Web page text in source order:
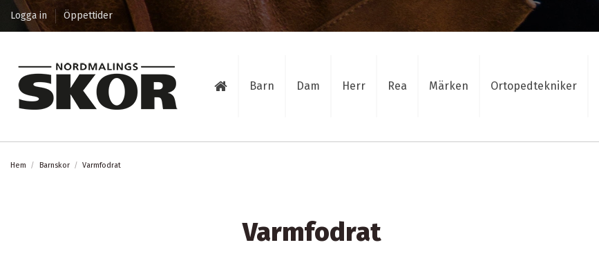
Logga in Öppettider
Barn Dam Herr Rea Märken Ortopedtekniker
Hem Barnskor Varmfodrat
Varmfodrat